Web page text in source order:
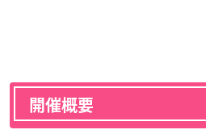
開催概要